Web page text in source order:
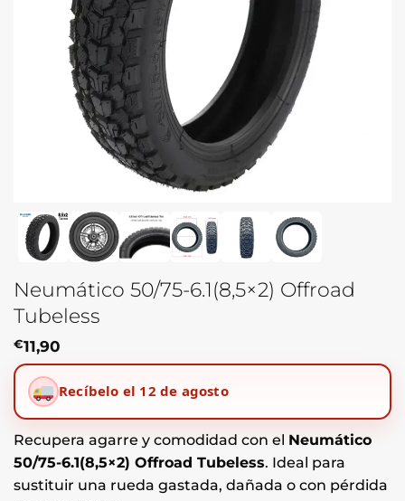
Neumático 50/75-6.1(8,5×2) Offroad
Tubeless
€11,90
Recíbelo el 12 de agosto
Recupera agarre y comodidad con el Neumático
50/75-6.1(8,5×2) Offroad Tubeless. Ideal para
sustituir una rueda gastada, dañada o con pérdida